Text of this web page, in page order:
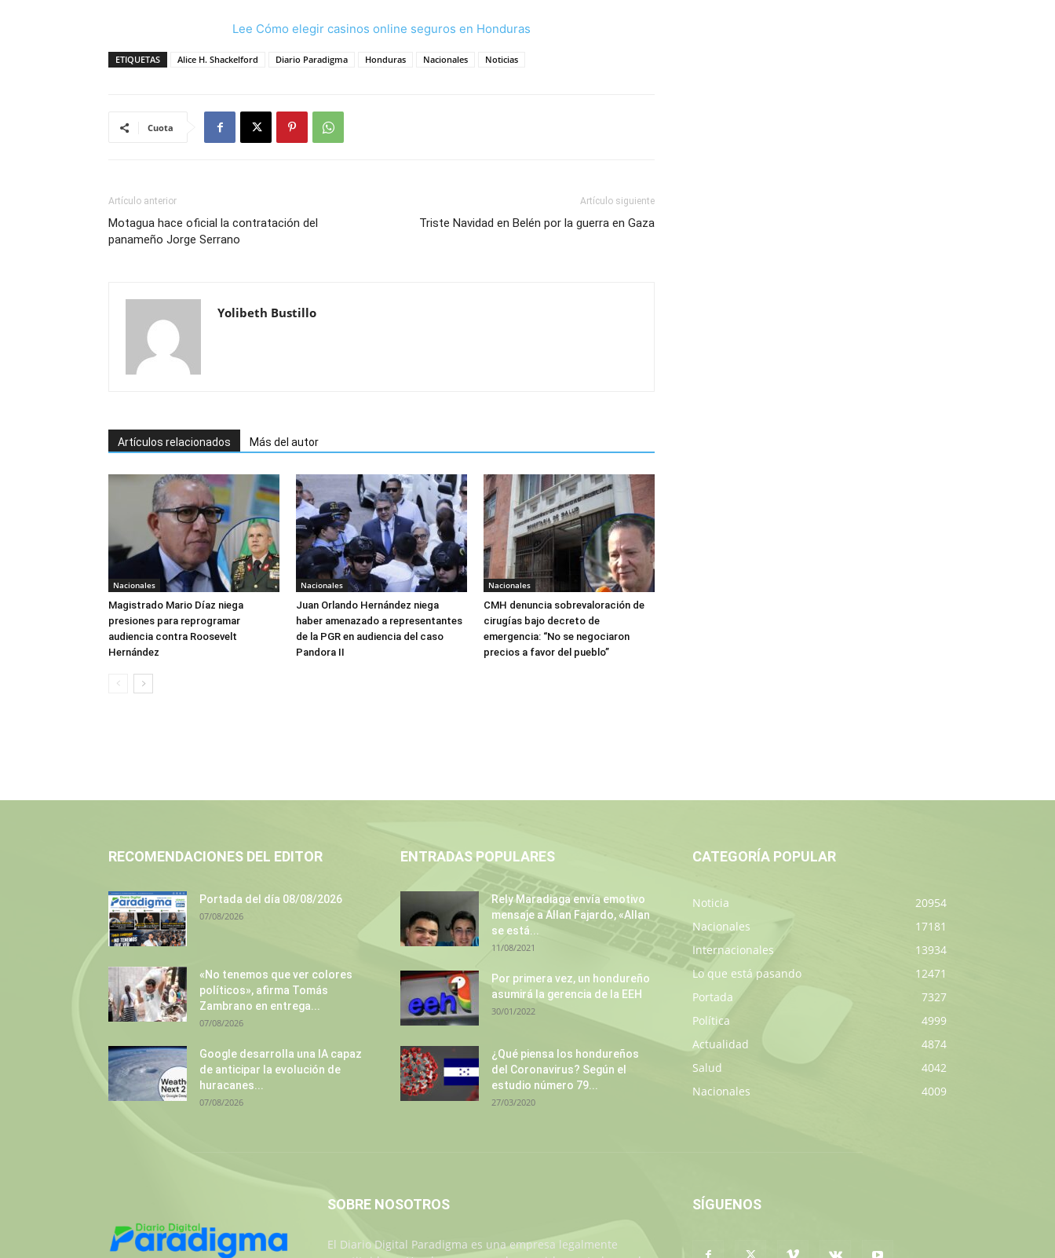
Lee Cómo elegir casinos online seguros en Honduras
ETIQUETAS Alice H. Shackelford Diario Paradigma Honduras Nacionales Noticias
Cuota
Artículo anterior
Motagua hace oficial la contratación del
panameño Jorge Serrano
Artículo siguiente
Triste Navidad en Belén por la guerra en Gaza
Yolibeth Bustillo
Artículos relacionados Más del autor
Nacionales
Magistrado Mario Díaz niega
presiones para reprogramar
audiencia contra Roosevelt
Hernández
Nacionales
Juan Orlando Hernández niega
haber amenazado a representantes
de la PGR en audiencia del caso
Pandora II
Nacionales
CMH denuncia sobrevaloración de
cirugías bajo decreto de
emergencia: “No se negociaron
precios a favor del pueblo”
RECOMENDACIONES DEL EDITOR
Portada del día 08/08/2026
07/08/2026
«No tenemos que ver colores
políticos», afirma Tomás
Zambrano en entrega...
07/08/2026
Google desarrolla una IA capaz
de anticipar la evolución de
huracanes...
07/08/2026
ENTRADAS POPULARES
Rely Maradiaga envía emotivo
mensaje a Allan Fajardo, «Allan
se está...
11/08/2021
Por primera vez, un hondureño
asumirá la gerencia de la EEH
30/01/2022
¿Qué piensa los hondureños
del Coronavirus? Según el
estudio número 79...
27/03/2020
CATEGORÍA POPULAR
Noticia
20954
Nacionales
17181
Internacionales
13934
Lo que está pasando
12471
Portada
7327
Política
4999
Actualidad
4874
Salud
4042
Nacionales
4009
SOBRE NOSOTROS
El Diario Digital Paradigma es una empresa legalmente
SÍGUENOS